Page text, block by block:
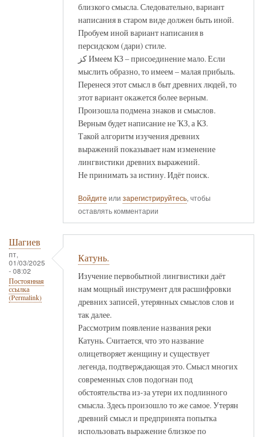
близкого смысла. Следовательно, вариант
написания в старом виде должен быть иной.
Пробуем иной вариант написания в
персидском (дари) стиле.
کز Имеем КЗ – присоединение мало. Если
мыслить образно, то имеем – малая прибыль.
Перенеся этот смысл в быт древних людей, то
этот вариант окажется более верным.
Произошла подмена знаков и смыслов.
Верным будет написание не ҠЗ, а КЗ.
Такой алгоритм изучения древних
выражений показывает нам изменение
лингвистики древних выражений.
Не принимать за истину. Идёт поиск.
Войдите или зарегистрируйтесь, чтобы
оставлять комментарии
Шагиев
пт,
01/03/2025
- 08:02
Постоянная
ссылка
(Permalink)
Катунь.
Изучение первобытной лингвистики даёт
нам мощный инструмент для расшифровки
древних записей, утерянных смыслов слов и
так далее.
Рассмотрим появление названия реки
Катунь. Считается, что это название
олицетворяет женщину и существует
легенда, подтверждающая это. Смысл многих
современных слов подогнан под
обстоятельства из-за утери их подлинного
смысла. Здесь произошло то же самое. Утерян
древний смысл и предпринята попытка
использовать выражение близкое по